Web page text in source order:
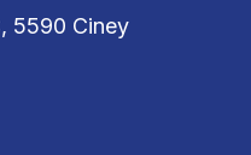
5590 Ciney